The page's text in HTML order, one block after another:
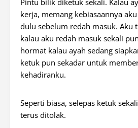
Pintu bilik diketuk sekali. Kalau
kerja, memang kebiasaannya
dulu sebelum redah masuk. Aku
kalau aku redah masuk sekali
hormat kalau ayah sedang
ketuk pun sekadar untuk
kehadiranku.
Seperti biasa, selepas ketuk
terus ditolak.